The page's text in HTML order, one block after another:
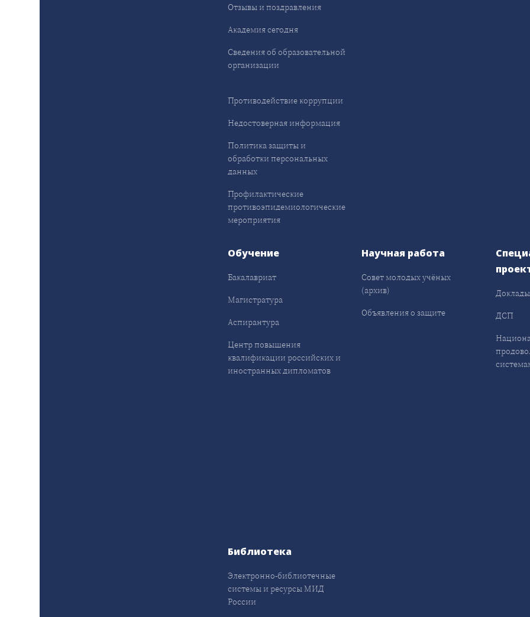
Отзывы и поздравления
Академия сегодня
Сведения об образовательной
организации
Противодействие коррупции
Недостоверная информация
Политика защиты и
обработки персональных
данных
Профилактические
противоэпидемиологические
мероприятия
Обучение
Бакалавриат
Магистратура
Аспирантура
Центр повышения
квалификации российских и
иностранных дипломатов
Научная работа
Совет молодых учёных
(архив)
Объявления о защите
Доклады
ДСП
Библиотека
Электронно-библиотечные
системы и ресурсы МИД
России